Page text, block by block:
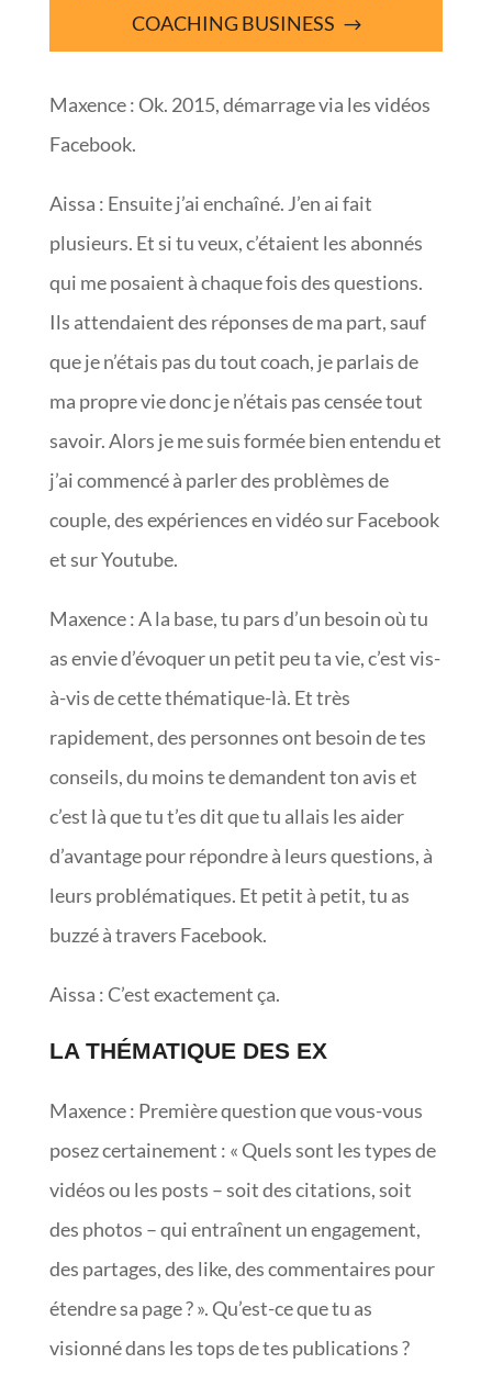
COACHING BUSINESS
Maxence : Ok. 2015, démarrage via les vidéos
Facebook.
Aissa : Ensuite j’ai enchaîné. J’en ai fait
plusieurs. Et si tu veux, c’étaient les abonnés
qui me posaient à chaque fois des questions.
Ils attendaient des réponses de ma part, sauf
que je n’étais pas du tout coach, je parlais de
ma propre vie donc je n’étais pas censée tout
savoir. Alors je me suis formée bien entendu et
j’ai commencé à parler des problèmes de
couple, des expériences en vidéo sur Facebook
et sur Youtube.
Maxence : A la base, tu pars d’un besoin où tu
as envie d’évoquer un petit peu ta vie, c’est vis-
à-vis de cette thématique-là. Et très
rapidement, des personnes ont besoin de tes
conseils, du moins te demandent ton avis et
c’est là que tu t’es dit que tu allais les aider
d’avantage pour répondre à leurs questions, à
leurs problématiques. Et petit à petit, tu as
buzzé à travers Facebook.
Aissa : C’est exactement ça.
LA THÉMATIQUE DES EX
Maxence : Première question que vous-vous
posez certainement : « Quels sont les types de
vidéos ou les posts – soit des citations, soit
des photos – qui entraînent un engagement,
des partages, des like, des commentaires pour
étendre sa page ? ». Qu’est-ce que tu as
visionné dans les tops de tes publications ?